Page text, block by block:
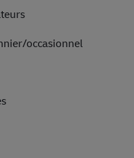
occasionnel